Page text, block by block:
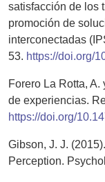
satisfacción de los
promoción de
interconectadas
53. https://doi.org/
Forero La Rotta,
de experiencias.
https://doi.org/
Gibson, J. J.
Perception.